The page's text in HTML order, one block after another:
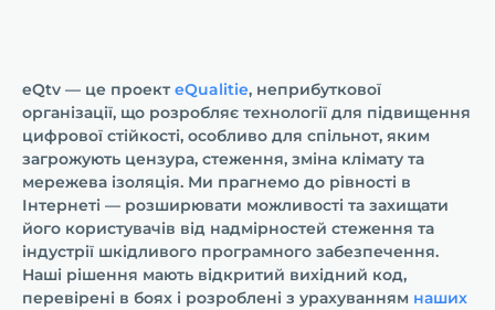
eQtv — це проект eQualitie, неприбуткової
організації, що розробляє технології для підвищення
цифрової стійкості, особливо для спільнот, яким
загрожують цензура, стеження, зміна клімату та
мережева ізоляція. Ми прагнемо до рівності в
Інтернеті — розширювати можливості та захищати
його користувачів від надмірностей стеження та
індустрії шкідливого програмного забезпечення.
Наші рішення мають відкритий вихідний код,
перевірені в боях і розроблені з урахуванням наших